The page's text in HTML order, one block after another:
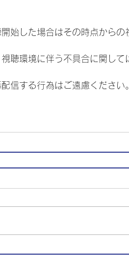
始した場合はその時点から
聴環境に伴う不具合に関し
信する行為はご遠慮ください。